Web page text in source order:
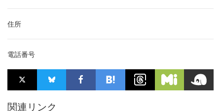
住所
電話番号
関連リンク